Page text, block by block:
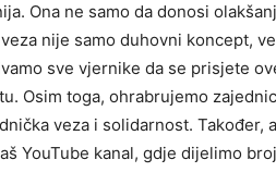
Ona ne samo da donosi
veza nije samo duhovni koncept,
sve vjernike da se prisjete
Osim toga, ohrabrujemo
veza i solidarnost. Također,
YouTube kanal, gdje dijelimo